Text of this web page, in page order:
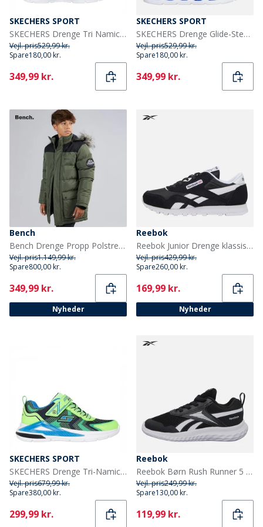
SKECHERS SPORT
SKECHERS Drenge Tri Namics 2. 0 Sneakers Blå
Vejl. pris529,99 kr.
Spare180,00 kr.
Current
349,99 kr.
SKECHERS SPORT
SKECHERS Drenge Glide-Step Lys Sneakers Gray
Vejl. pris529,99 kr.
Spare180,00 kr.
Current
349,99 kr.
Bench
Bench Drenge Propp Polstret Parka Frakke Khaki
Vejl. pris1.149,99 kr.
Spare800,00 kr.
Current
349,99 kr.
Nyheder
Reebok
Reebok Junior Drenge klassiske nylon træningssko Sort/Sort/Hvid
Vejl. pris429,99 kr.
Spare260,00 kr.
Current
169,99 kr.
Nyheder
SKECHERS SPORT
SKECHERS Drenge Tri-Namics Sneakers Grøn
Vejl. pris679,99 kr.
Spare380,00 kr.
Current
299,99 kr.
Reebok
Reebok Børn Rush Runner 5 Elastiksnørebånd Neutrale Løbesko Sort/Sort/Hvid
Vejl. pris249,99 kr.
Spare130,00 kr.
Current
119,99 kr.